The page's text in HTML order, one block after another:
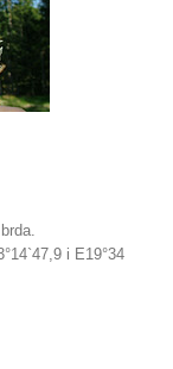
i E19°34